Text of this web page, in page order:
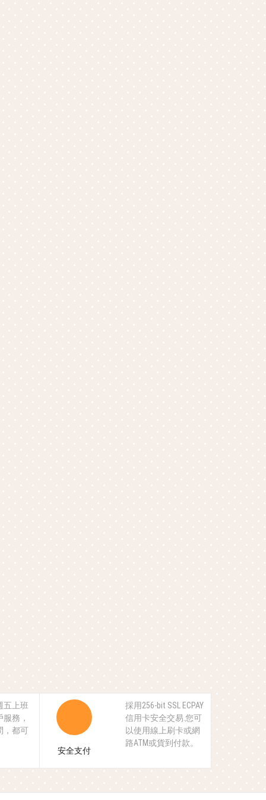
五上班
務，
，都可
安全支付
採用256-bit SSL ECPAY
信用卡安全交易.您可
以使用線上刷卡或網
路ATM或貨到付款。